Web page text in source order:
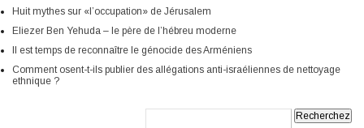
Huit mythes sur «l’occupation» de Jérusalem
Eliezer Ben Yehuda – le père de l’hébreu moderne
Il est temps de reconnaître le génocide des Arméniens
Comment osent-t-ils publier des allégations anti-israéliennes de nettoyage
ethnique ?
Recherche: